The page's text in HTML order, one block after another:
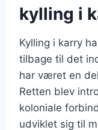
kylling i
Kylling i karry
tilbage til det
har været en
Retten blev
koloniale
udviklet sig til